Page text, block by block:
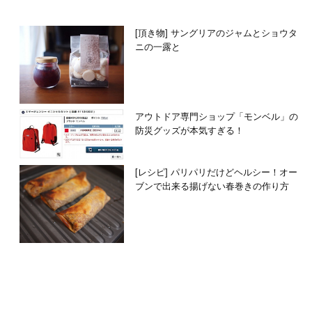
[頂き物] サングリアのジャムとショウタ
ニの一露と
アウトドア専門ショップ「モンベル」の
防災グッズが本気すぎる！
[レシピ] パリパリだけどヘルシー！オー
ブンで出来る揚げない春巻きの作り方